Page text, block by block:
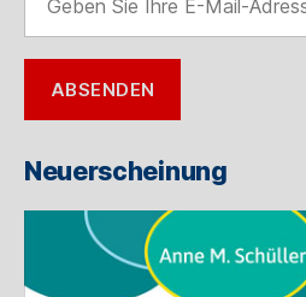
Sie
Ihre
E-
Mail-
Adresse
ABSENDEN
Neuerscheinung